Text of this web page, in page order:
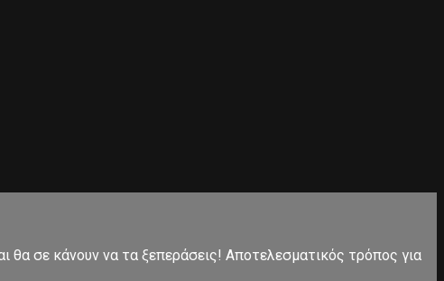
θα σε κάνουν να τα ξεπεράσεις! Αποτελεσματικός τρόπος για